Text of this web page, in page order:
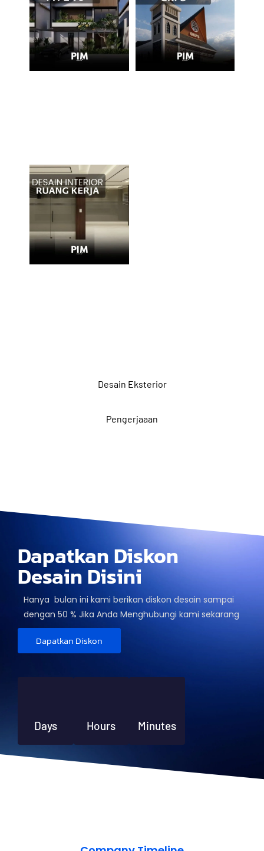
Desain Eksterior
Pengerjaaan
Dapatkan Diskon
Desain Disini
Hanya bulan ini kami berikan diskon desain sampai
dengan 50 % Jika Anda Menghubungi kami sekarang
Dapatkan Diskon
Days Hours Minutes